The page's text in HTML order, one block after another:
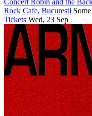
Concert Robin and the
Rock Cafe, București
Tickets Wed, 23 Sep